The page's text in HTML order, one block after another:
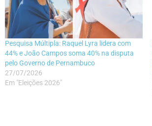
Pesquisa Múltipla: Raquel Lyra lidera com
44% e João Campos soma 40% na disputa
pelo Governo de Pernambuco
27/07/2026
Em "Eleições 2026"